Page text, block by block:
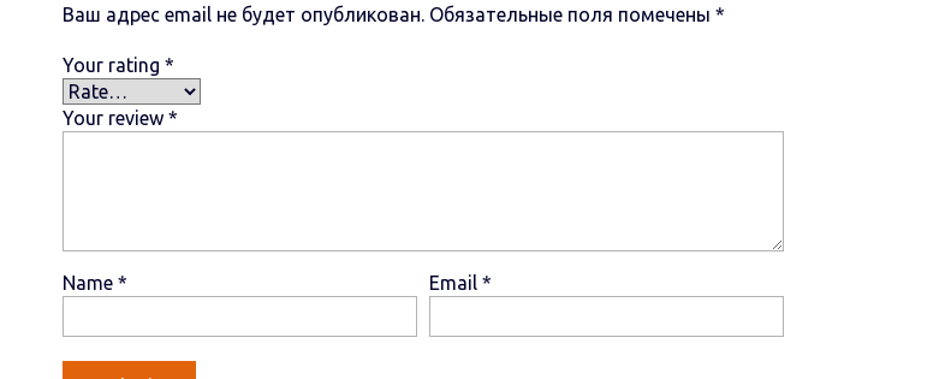
Ваш адрес email не будет опубликован. Обязательные поля помечены *
Your rating *
Your review *
Name * Email *